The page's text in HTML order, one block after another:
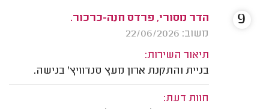
הדר מסורי, פרדס חנה-כרכור.
משוב: 22/06/2026
תיאור השירות:
בניית והתקנת ארון מעץ סנדוויץ' בנישה.
חוות דעת:
9